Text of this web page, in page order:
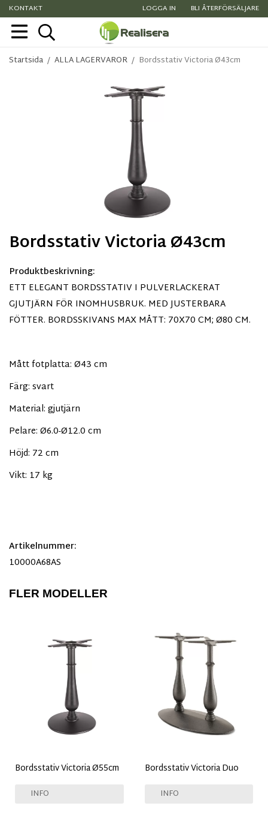
KONTAKT LOGGA IN BLI ÅTERFÖRSÄLJARE
Startsida / ALLA LAGERVAROR / Bordsstativ Victoria Ø43cm
Bordsstativ Victoria Ø43cm
Produktbeskrivning:
ETT ELEGANT BORDSSTATIV I PULVERLACKERAT
GJUTJÄRN FÖR INOMHUSBRUK. MED JUSTERBARA
FÖTTER. BORDSSKIVANS MAX MÅTT: 70X70 CM; Ø80 CM.
Mått fotplatta: Ø43 cm
Färg: svart
Material: gjutjärn
Pelare: Ø6.0-Ø12.0 cm
Höjd: 72 cm
Vikt: 17 kg
Artikelnummer:
10000A68AS
FLER MODELLER
Bordsstativ Victoria Ø55cm
INFO
Bordsstativ Victoria Duo
INFO